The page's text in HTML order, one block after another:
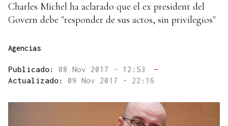
Charles Michel ha aclarado que el ex president del
Govern debe "responder de sus actos, sin privilegios"
Agencias
Publicado: 08 Nov 2017 - 12:53
—
Actualizado: 09 Nov 2017 - 22:16